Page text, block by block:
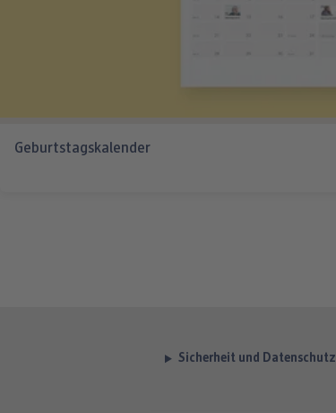
Geburtstagskalender
Sicherheit und Datenschutz